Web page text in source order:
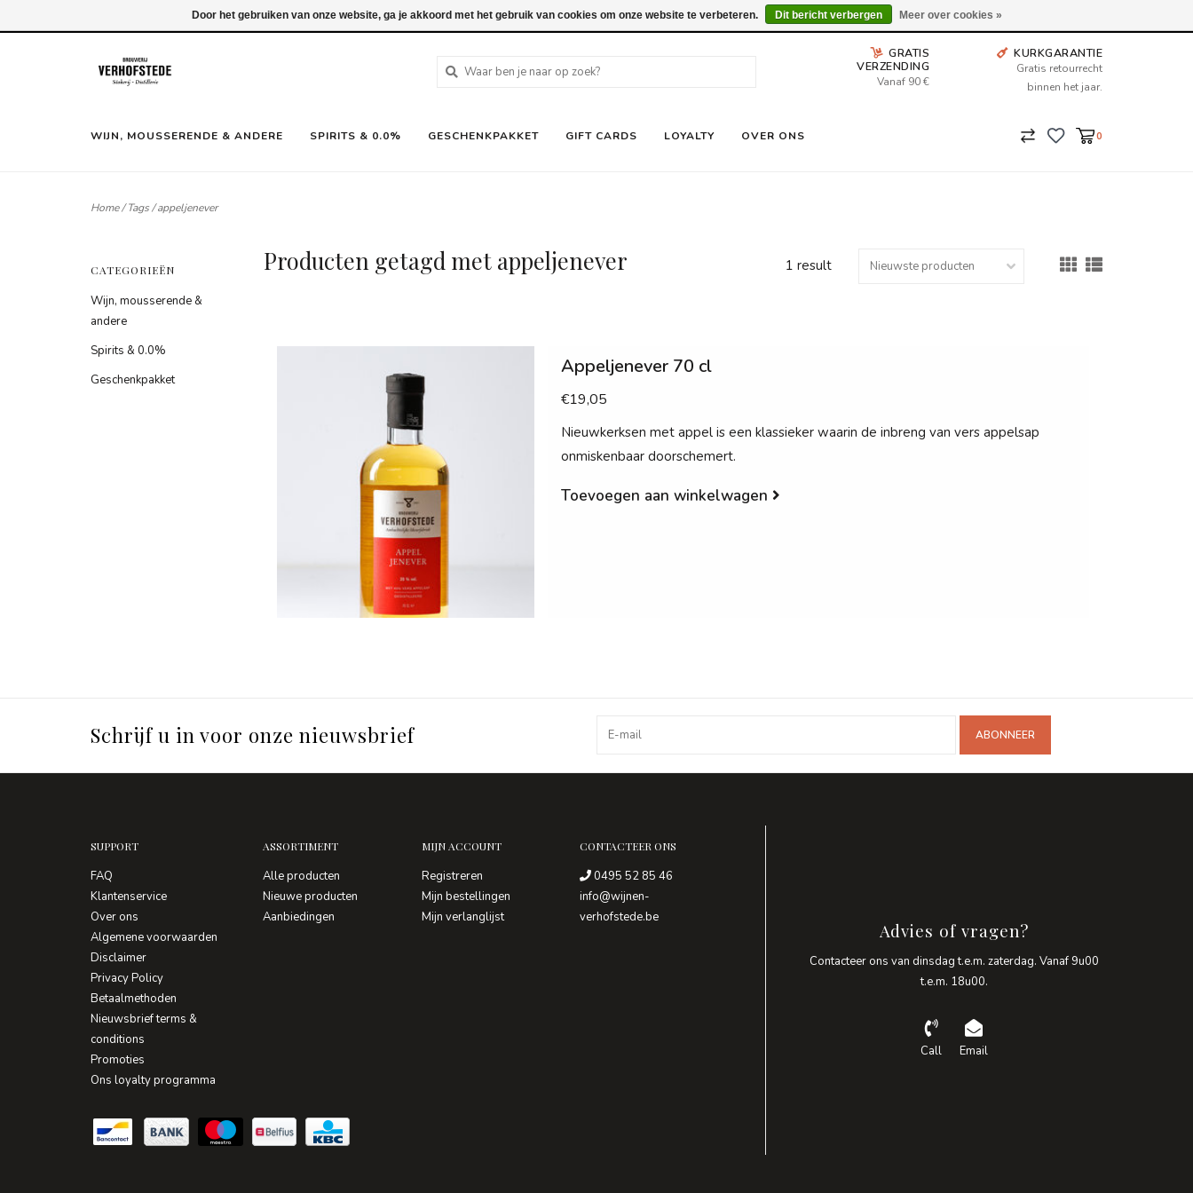
Wij leveren tot aan uw deur. Afhalen is mogelijk.
GRATIS
VERZENDING
Vanaf 90 €
KURKGARANTIE
Gratis retourrecht
binnen het jaar.
WIJN, MOUSSERENDE & ANDERE SPIRITS & 0.0% GESCHENKPAKKET GIFT CARDS LOYALTY OVER ONS 0
Home/Tags/appeljenever
CATEGORIEËN
Wijn, mousserende &
andere
Spirits & 0.0%
Geschenkpakket
Producten getagd met appeljenever 1 result
Appeljenever 70 cl
€19,05
Nieuwkerksen met appel is een klassieker waarin de inbreng van vers appelsap
onmiskenbaar doorschemert.
Toevoegen aan winkelwagen
Schrijf u in voor onze nieuwsbrief ABONNEER
SUPPORT
FAQ
Klantenservice
Over ons
Algemene voorwaarden
Disclaimer
Privacy Policy
Betaalmethoden
Nieuwsbrief terms &
conditions
Promoties
Ons loyalty programma
ASSORTIMENT
Alle producten
Nieuwe producten
Aanbiedingen
MIJN ACCOUNT
Registreren
Mijn bestellingen
Mijn verlanglijst
CONTACTEER ONS
0495 52 85 46
info@wijnen-
verhofstede.be
Advies of vragen?
Contacteer ons van dinsdag t.e.m. zaterdag. Vanaf 9u00
t.e.m. 18u00.
Call Email
Door het gebruiken van onze website, ga je akkoord met het gebruik van cookies om onze website te verbeteren. Dit bericht verbergen Meer over cookies »